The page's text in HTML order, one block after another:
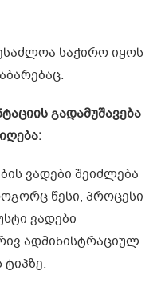
საჭირო იყოს
გადამუშავება
ვადები შეიძლება
წესი, პროცესი
ვადები
ადმინისტრაციულ